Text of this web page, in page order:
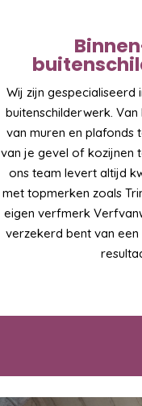
Wij zijn gespecialiseerd
buitenschilderwerk.
van muren en plafonds
van je gevel of kozijnen
ons team levert altijd
met topmerken zoals
eigen verfmerk
verzekerd bent van